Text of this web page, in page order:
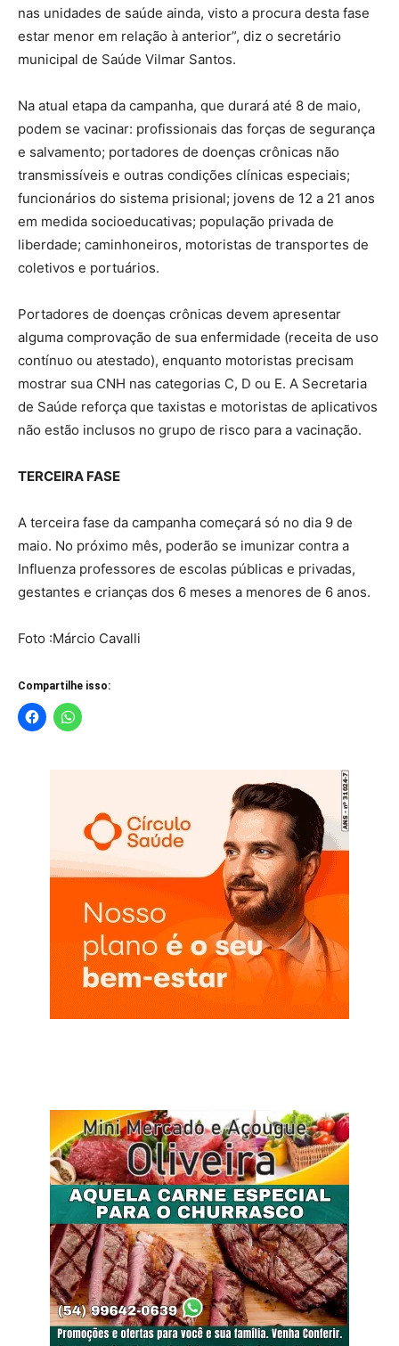
nas unidades de saúde ainda, visto a procura desta fase
estar menor em relação à anterior”, diz o secretário
municipal de Saúde Vilmar Santos.
Na atual etapa da campanha, que durará até 8 de maio,
podem se vacinar: profissionais das forças de segurança
e salvamento; portadores de doenças crônicas não
transmissíveis e outras condições clínicas especiais;
funcionários do sistema prisional; jovens de 12 a 21 anos
em medida socioeducativas; população privada de
liberdade; caminhoneiros, motoristas de transportes de
coletivos e portuários.
Portadores de doenças crônicas devem apresentar
alguma comprovação de sua enfermidade (receita de uso
contínuo ou atestado), enquanto motoristas precisam
mostrar sua CNH nas categorias C, D ou E. A Secretaria
de Saúde reforça que taxistas e motoristas de aplicativos
não estão inclusos no grupo de risco para a vacinação.
TERCEIRA FASE
A terceira fase da campanha começará só no dia 9 de
maio. No próximo mês, poderão se imunizar contra a
Influenza professores de escolas públicas e privadas,
gestantes e crianças dos 6 meses a menores de 6 anos.
Foto :Márcio Cavalli
Compartilhe isso: